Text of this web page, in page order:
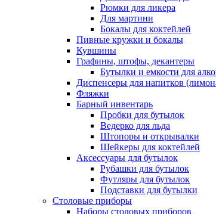
Рюмки для ликера
Для мартини
Бокалы для коктейлей
Пивные кружки и бокалы
Кувшины
Графины, штофы, декантеры
Бутылки и емкости для
Диспенсеры для напитков
Фляжки
Барный инвентарь
Пробки для бутылок
Ведерко для льда
Штопоры и открывалки
Шейкеры для коктейлей
Аксессуары для бутылок
Рубашки для бутылок
Футляры для бутылок
Подставки для бутылки
Столовые приборы
Наборы столовых приборов